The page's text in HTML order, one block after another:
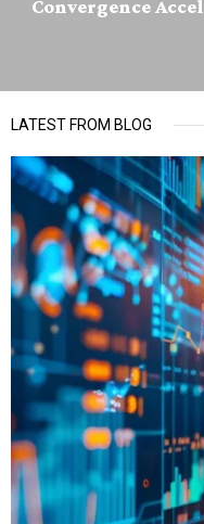
Convergence
LATEST FROM BLOG